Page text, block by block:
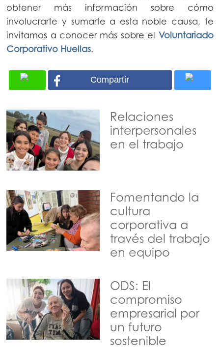
obtener más información sobre cómo
involucrarte y sumarte a esta noble causa, te
invitamos a conocer más sobre el Voluntariado
Corporativo Huellas.
Compartir
Relaciones
interpersonales
en el trabajo
Fomentando la
cultura
corporativa a
través del trabajo
en equipo
ODS: El
compromiso
empresarial por
un futuro
sostenible